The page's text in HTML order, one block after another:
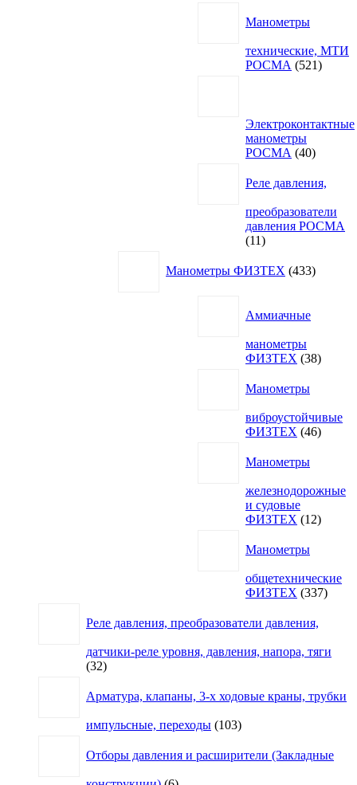
Манометры
технические, МТИ
РОСМА
521521
Электроконтактные
манометры
РОСМА
4040
Реле давления,
преобразователи
давления РОСМА
1111
Манометры ФИЗТЕХ 433товара
Аммиачные
манометры
ФИЗТЕХ 3838
Манометры
виброустойчивые
ФИЗТЕХ 4646
Манометры
железнодорожные
и судовые
ФИЗТЕХ
1212
Манометры
общетехнические
ФИЗТЕХ 337337
Реле давления, преобразователи давления,
датчики-реле уровня, давления, напора, тяги
3232
Арматура, клапаны, 3-х ходовые краны, трубки
импульсные, переходы 103103
Отборы давления и расширители (Закладные